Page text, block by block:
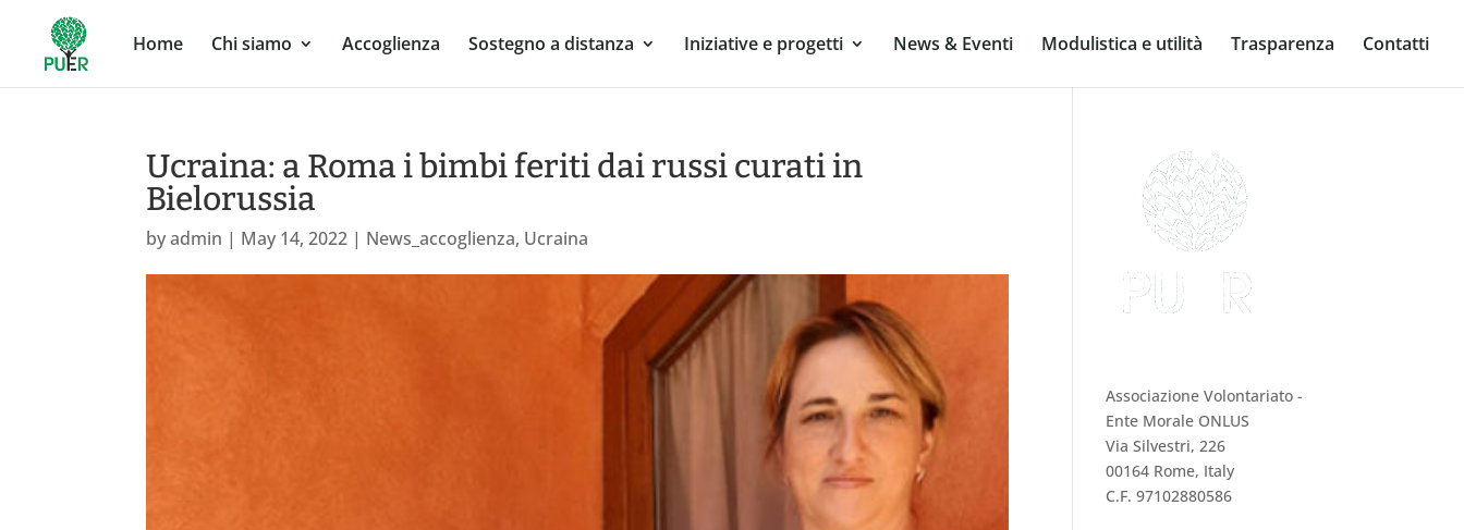
Home Chi siamo Accoglienza Sostegno a distanza Iniziative e progetti News & Eventi Modulistica e utilità Trasparenza Contatti
Ucraina: a Roma i bimbi feriti dai russi curati in
Bielorussia
byadmin | May 14, 2022 | News_accoglienza, Ucraina
Associazione Volontariato -
Ente Morale ONLUS
Via Silvestri, 226
00164 Rome, Italy
C.F. 97102880586